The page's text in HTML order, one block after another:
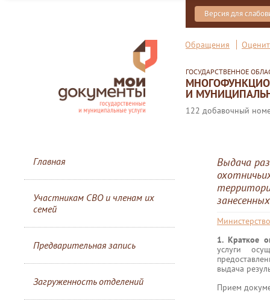
Версия для
Обращения
ГОСУДАРСТВЕННОЕ
И
122 добавочный
Главная
Участникам СВО и членам их
семей
Предварительная запись
Загруженность отделений
Выдача
1. Краткое
услуги
выдача
Прием